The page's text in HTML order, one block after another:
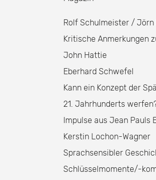
Rolf Schulmeister /
Kritische Anmerkungen
John Hattie
Eberhard Schwefel
Kann ein Konzept der
21. Jahrhunderts
Impulse aus Jean Pauls
Kerstin Lochon-Wagner
Sprachsensibler
Schlüsselmomente/-